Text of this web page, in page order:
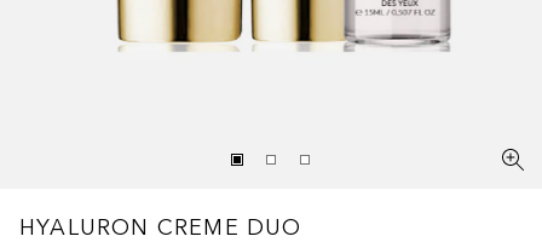
HYALURON CREME DUO